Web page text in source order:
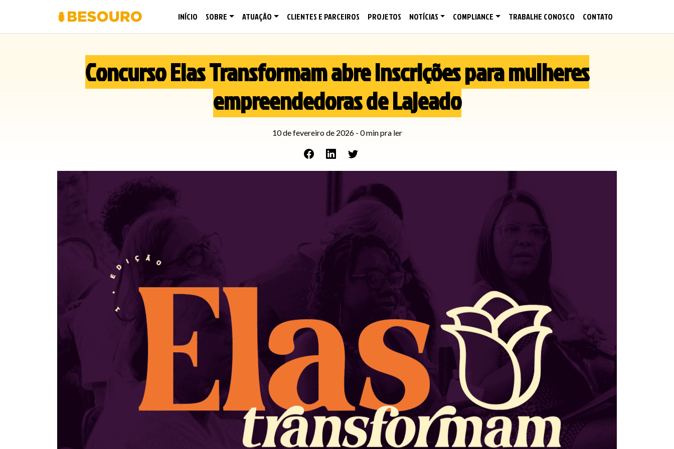
INÍCIO SOBRE ATUAÇÃO CLIENTES E PARCEIROS PROJETOS NOTÍCIAS COMPLIANCE TRABALHE CONOSCO CONTATO
Concurso Elas Transformam abre inscrições para mulheres
empreendedoras de Lajeado
10 de fevereiro de 2026 - 0min pra ler